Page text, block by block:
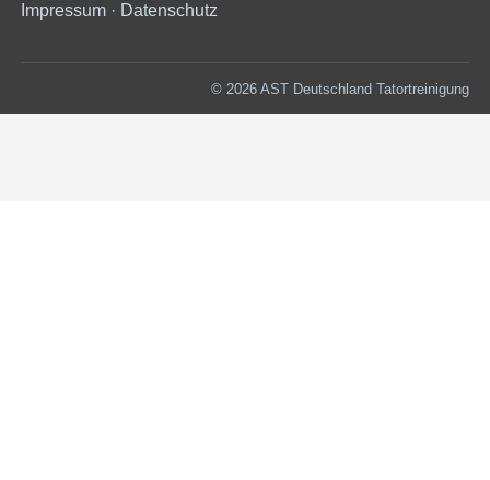
Impressum · Datenschutz
© 2026 AST Deutschland Tatortreinigung